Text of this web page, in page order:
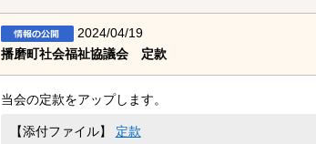
2024/04/19
播磨町社会福祉協議会 定款
当会の定款をアップします。
【添付ファイル】 定款